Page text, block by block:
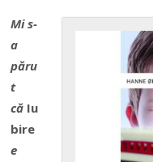
Mi s-
a
păru
t
că Iu
bire
e